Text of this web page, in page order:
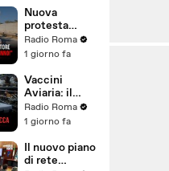
Nuova
protesta
contro
l'inceneritore
Palomba: "Né
poteri né
sentenze ci
fermeranno!"
Radio Roma
1 giorno fa
Vaccini
Aviaria: il
mondo
antisistema si
Radio Roma
1 giorno fa
Il nuovo piano
di rete